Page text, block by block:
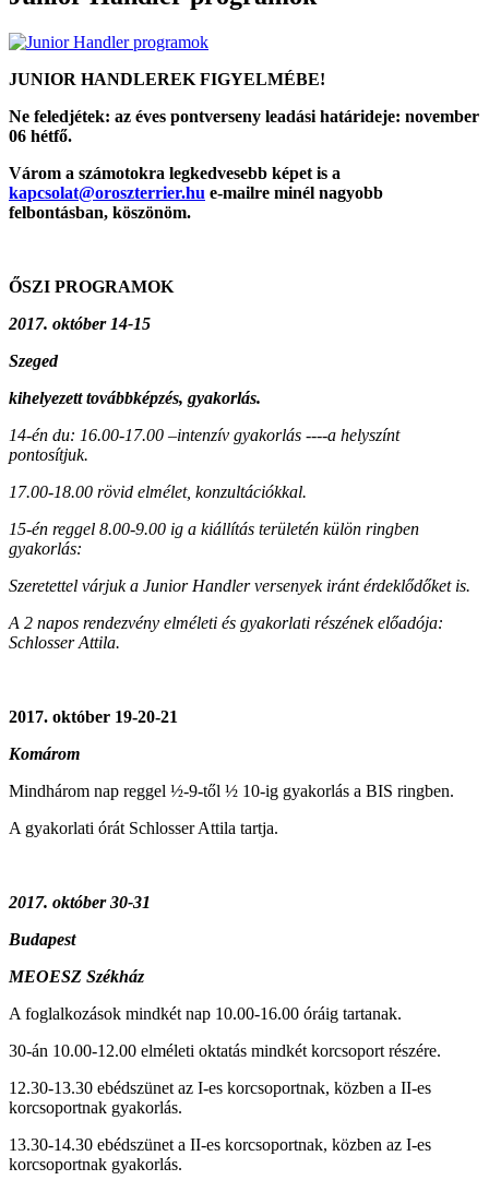
JUNIOR HANDLEREK FIGYELMÉBE!
Ne feledjétek: az éves pontverseny leadási határideje: november
06 hétfő.
Várom a számotokra legkedvesebb képet is a
kapcsolat@oroszterrier.hu e-mailre minél nagyobb
felbontásban, köszönöm.
ŐSZI PROGRAMOK
2017. október 14-15
Szeged
kihelyezett továbbképzés, gyakorlás.
14-én du: 16.00-17.00 –intenzív gyakorlás ----a helyszínt
pontosítjuk.
17.00-18.00 rövid elmélet, konzultációkkal.
15-én reggel 8.00-9.00 ig a kiállítás területén külön ringben
gyakorlás:
Szeretettel várjuk a Junior Handler versenyek iránt érdeklődőket is.
A 2 napos rendezvény elméleti és gyakorlati részének előadója:
Schlosser Attila.
2017. október 19-20-21
Komárom
Mindhárom nap reggel ½-9-től ½ 10-ig gyakorlás a BIS ringben.
A gyakorlati órát Schlosser Attila tartja.
2017. október 30-31
Budapest
MEOESZ Székház
A foglalkozások mindkét nap 10.00-16.00 óráig tartanak.
30-án 10.00-12.00 elméleti oktatás mindkét korcsoport részére.
12.30-13.30 ebédszünet az I-es korcsoportnak, közben a II-es
korcsoportnak gyakorlás.
13.30-14.30 ebédszünet a II-es korcsoportnak, közben az I-es
korcsoportnak gyakorlás.